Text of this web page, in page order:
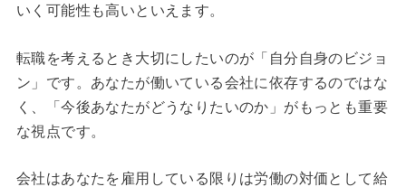
いく可能性も高いといえます。
転職を考えるとき大切にしたいのが「自分自身のビジョ
ン」です。あなたが働いている会社に依存するのではな
く、「今後あなたがどうなりたいのか」がもっとも重要
な視点です。
会社はあなたを雇用している限りは労働の対価として給